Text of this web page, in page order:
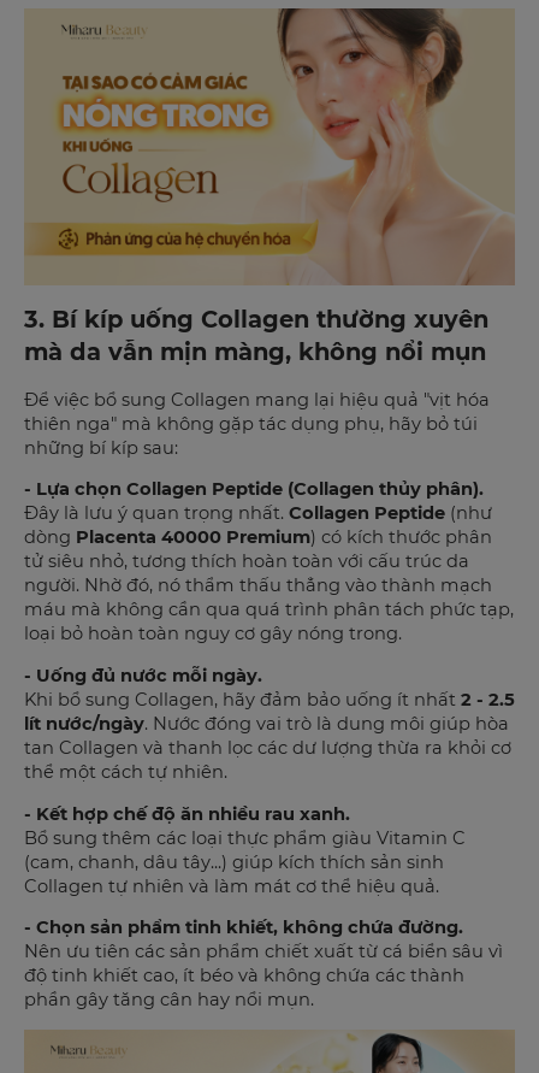
3. Bí kíp uống Collagen thường xuyên
mà da vẫn mịn màng, không nổi mụn
Để việc bổ sung Collagen mang lại hiệu quả "vịt hóa
thiên nga" mà không gặp tác dụng phụ, hãy bỏ túi
những bí kíp sau:
- Lựa chọn Collagen Peptide (Collagen thủy phân).
Đây là lưu ý quan trọng nhất. Collagen Peptide (như
dòng Placenta 40000 Premium) có kích thước phân
tử siêu nhỏ, tương thích hoàn toàn với cấu trúc da
người. Nhờ đó, nó thẩm thấu thẳng vào thành mạch
máu mà không cần qua quá trình phân tách phức tạp,
loại bỏ hoàn toàn nguy cơ gây nóng trong.
- Uống đủ nước mỗi ngày.
Khi bổ sung Collagen, hãy đảm bảo uống ít nhất 2 - 2.5
lít nước/ngày. Nước đóng vai trò là dung môi giúp hòa
tan Collagen và thanh lọc các dư lượng thừa ra khỏi cơ
thể một cách tự nhiên.
- Kết hợp chế độ ăn nhiều rau xanh.
Bổ sung thêm các loại thực phẩm giàu Vitamin C
(cam, chanh, dâu tây...) giúp kích thích sản sinh
Collagen tự nhiên và làm mát cơ thể hiệu quả.
- Chọn sản phẩm tinh khiết, không chứa đường.
Nên ưu tiên các sản phẩm chiết xuất từ cá biển sâu vì
độ tinh khiết cao, ít béo và không chứa các thành
phần gây tăng cân hay nổi mụn.